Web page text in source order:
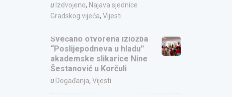
u Izdvojeno, Najava sjednice
Gradskog vijeća, Vijesti
Svečano otvorena izložba
“Poslijepodneva u hladu”
akademske slikarice Nine
Šestanović u Korčuli
u Događanja, Vijesti